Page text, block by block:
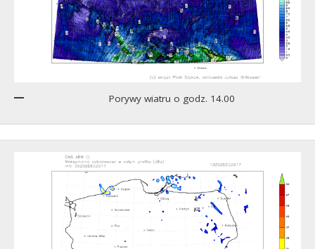
Porywy wiatru o godz. 14.00